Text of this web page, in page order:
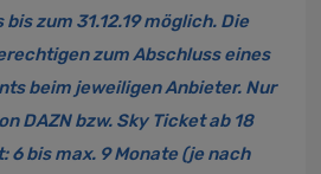
zum 31.12.19 möglich. Die
zum Abschluss eines
beim jeweiligen Anbieter. Nur
DAZN bzw. Sky Ticket ab 18
6 bis max. 9 Monate (je nach